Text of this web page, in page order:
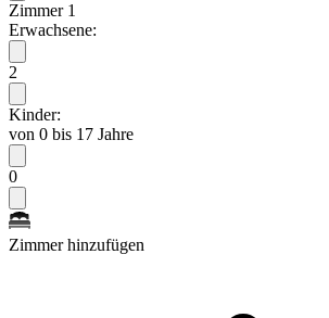
Zimmer 1
Erwachsene:
2
Kinder:
von 0 bis 17 Jahre
0
Zimmer hinzufügen